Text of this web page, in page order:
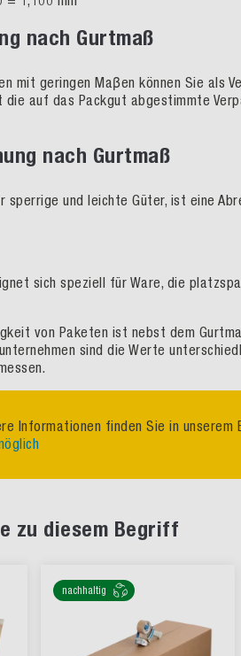
nach Gurtmaß
mit geringen Maβen können Sie als
auf das Packgut abgestimmte
nach Gurtmaß
sperrige und leichte Güter, ist eine
sich speziell für Ware, die
von Paketen ist nebst dem
sind die Werte
Informationen finden Sie in unserem
zu diesem Begriff
nachhaltig